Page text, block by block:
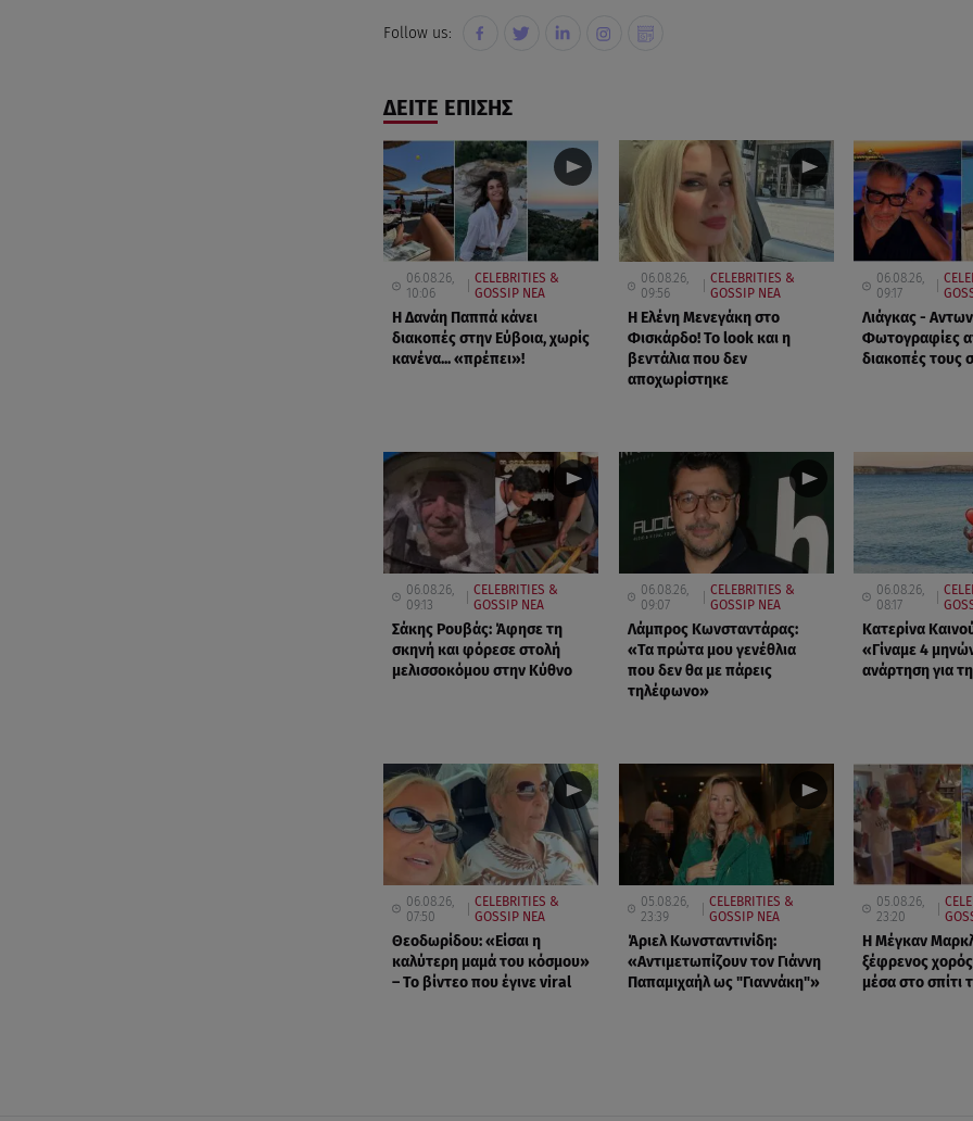
Follow us:
ΔΕΙΤΕ ΕΠΙΣΗΣ
06.08.26,
10:06
CELEBRITIES &
GOSSIP ΝΕΑ
Η Δανάη Παππά κάνει
διακοπές στην Εύβοια, χωρίς
κανένα... «πρέπει»!
06.08.26,
09:56
CELEBRITIES &
GOSSIP ΝΕΑ
Η Ελένη Μενεγάκη στο
Φισκάρδο! Το look και η
βεντάλια που δεν
αποχωρίστηκε
06.08.26,
09:17
Λιάγκας -
Φωτογραφίες
διακοπές τους
06.08.26,
09:13
CELEBRITIES &
GOSSIP ΝΕΑ
Σάκης Ρουβάς: Άφησε τη
σκηνή και φόρεσε στολή
μελισσοκόμου στην Κύθνο
06.08.26,
09:07
CELEBRITIES &
GOSSIP ΝΕΑ
Λάμπρος Κωνσταντάρας:
«Τα πρώτα μου γενέθλια
που δεν θα με πάρεις
τηλέφωνο»
06.08.26,
08:17
Κατερίνα
«Γίναμε 4
ανάρτηση για
06.08.26,
07:50
CELEBRITIES &
GOSSIP ΝΕΑ
Θεοδωρίδου: «Είσαι η
καλύτερη μαμά του κόσμου»
– Το βίντεο που έγινε viral
05.08.26,
23:39
CELEBRITIES &
GOSSIP ΝΕΑ
Άριελ Κωνσταντινίδη:
«Αντιμετωπίζουν τον Γιάννη
Παπαμιχαήλ ως "Γιαννάκη"»
05.08.26,
23:20
Η Μέγκαν
ξέφρενος
μέσα στο σπίτι